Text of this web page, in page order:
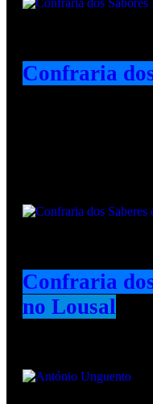
Confraria
Confraria
no Lousal